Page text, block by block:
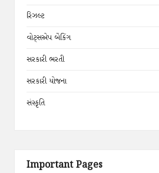
રિઝલ્ટ
વોટ્સએપ બેંકિંગ
સરકારી ભરતી
સરકારી યોજના
સંસ્કૃતિ
Important Pages